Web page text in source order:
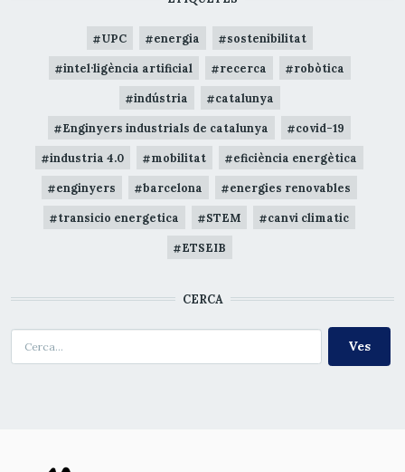
UPC energia sostenibilitat
intel·ligència artificial recerca robòtica
indústria catalunya
Enginyers industrials de catalunya covid-19
industria 4.0 mobilitat eficiència energètica
enginyers barcelona energies renovables
transicio energetica STEM canvi climatic
ETSEIB
CERCA